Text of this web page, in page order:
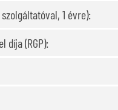
1 évre):
díja (RGP):